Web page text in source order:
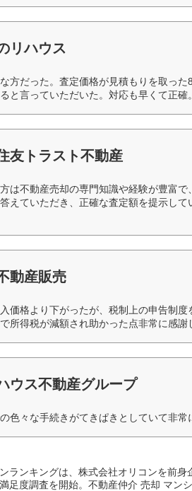
リハウス
方だった。査定価格が見積もりを取っ
と言っていただいた。対応も早くて正確
友トラスト不動産
は不動産売却の専門知識や経験が豊富
えていただき、正確な査定額を提示し
動産販売
価格より下がったが、税制上の申告制
所得税が減額され助かった点非常に感謝
ウス不動産グループ
色々な手続きがてきぱきとしていて非常
ランキングは、株式会社オリコンを前
足度調査を開始。不動産仲介 売却 マン